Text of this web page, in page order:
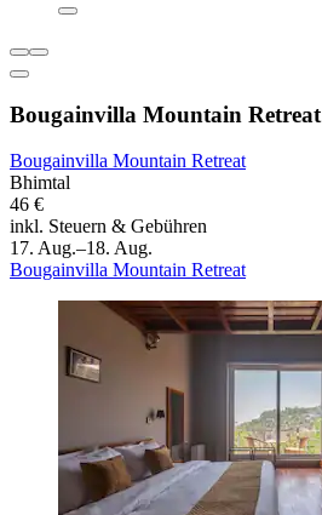
Bougainvilla Mountain Retreat
Bougainvilla Mountain Retreat
Bhimtal
46 €
inkl. Steuern & Gebühren
17. Aug.–18. Aug.
Bougainvilla Mountain Retreat